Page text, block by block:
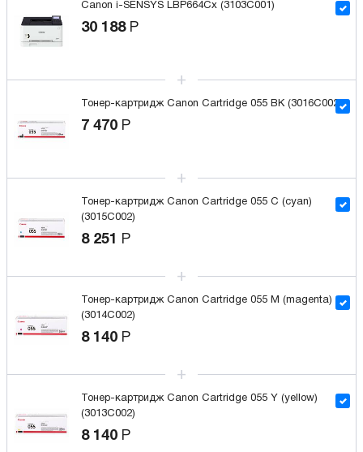
Canon i-SENSYS LBP664Cx (3103C001)
30 188 Р
Тонер-картридж Canon Cartridge 055 BK (3016C002)
7 470 Р
Тонер-картридж Canon Cartridge 055 C (cyan)
(3015C002)
8 251 Р
Тонер-картридж Canon Cartridge 055 M (magenta)
(3014C002)
8 140 Р
Тонер-картридж Canon Cartridge 055 Y (yellow)
(3013C002)
8 140 Р